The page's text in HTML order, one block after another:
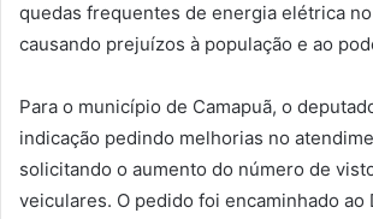
quedas frequentes de energia elétrica
causando prejuízos à população e ao
Para o município de Camapuã, o
indicação pedindo melhorias no
solicitando o aumento do número de
veiculares. O pedido foi encaminhado ao